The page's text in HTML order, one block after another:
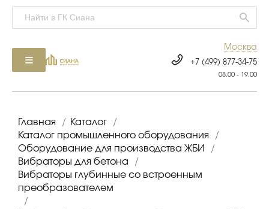
Москва
+7 (499) 877-34-75
08.00 - 19.00
Главная / Каталог
/
Каталог промышленного оборудования
/
Оборудование для производства ЖБИ
/
Вибраторы для бетона
/
Вибраторы глубинные со встроенным
преобразователем
/